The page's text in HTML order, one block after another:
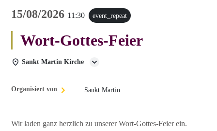
15/08/2026 11:30 event_repeat
Wort-Gottes-Feier
Sankt Martin Kirche
Organisiert von Sankt Martin
Wir laden ganz herzlich zu unserer Wort-Gottes-Feier ein.